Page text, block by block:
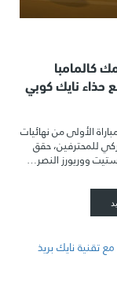
كالمامبا
حذاء نايك كوبي
الأولى من نهائيات
للمحترفين، حقق
ووريورز النصر…